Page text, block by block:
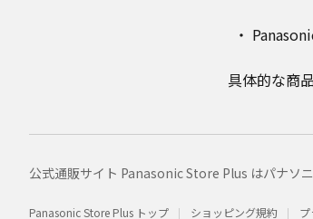
具体的な商
公式通販サイト Panasonic Store Plus はパナソ
Panasonic Store Plus トップ ショッピング規約